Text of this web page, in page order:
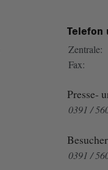
Telefon
Zentrale:
Fax:
Presse-
0391 /
0391 /